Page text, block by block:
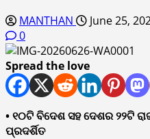
MANTHAN
June 25,
0
Spread the love
• ୧୦ଟି ବିଦେଶ ସହ ଦେଶର ୨୨ଟି
ପ୍ରଦର୍ଶିତ